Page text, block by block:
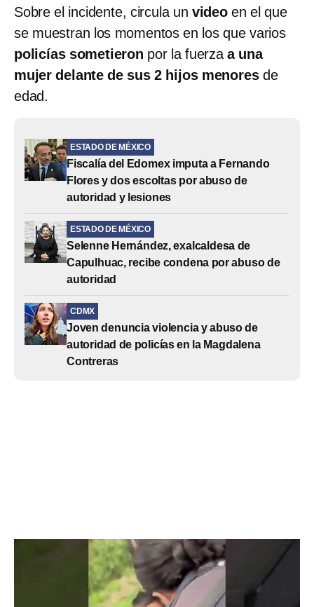
Sobre el incidente, circula un videoen el que
se muestran los momentos en los que varios
policías sometieron por la fuerzaa una
mujer delante de sus 2 hijos menoresde
edad.
ESTADO DE MÉXICO
Fiscalía del Edomex imputa a Fernando
Flores y dos escoltas por abuso de
autoridad y lesiones
ESTADO DE MÉXICO
Selenne Hernández, exalcaldesa de
Capulhuac, recibe condena por abuso de
autoridad
CDMX
Joven denuncia violencia y abuso de
autoridad de policías en la Magdalena
Contreras